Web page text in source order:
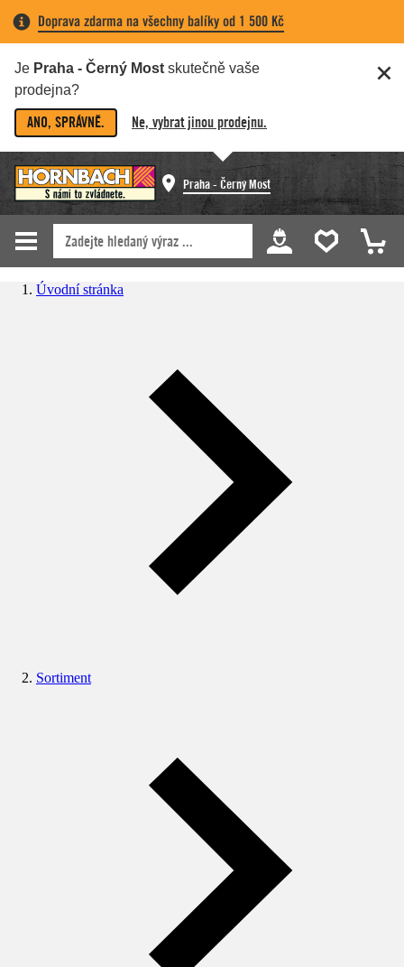
Doprava zdarma na všechny balíky od 1 500 Kč
Je Praha - Černý Most skutečně vaše
prodejna?
ANO, SPRÁVNĚ. Ne, vybrat jinou prodejnu.
Praha - Černý Most
Úvodní stránka
Sortiment